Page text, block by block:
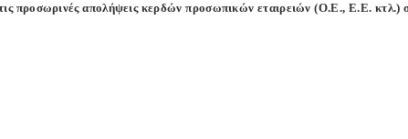
προσωρινές απολήψεις κερδών προσωπικών εταιρειών (Ο.Ε., Ε.Ε. κτλ.)